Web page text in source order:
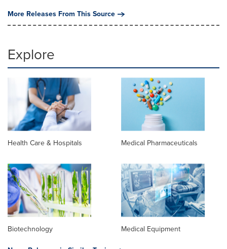
More Releases From This Source
Explore
Health Care & Hospitals Medical Pharmaceuticals
Biotechnology
Medical Equipment